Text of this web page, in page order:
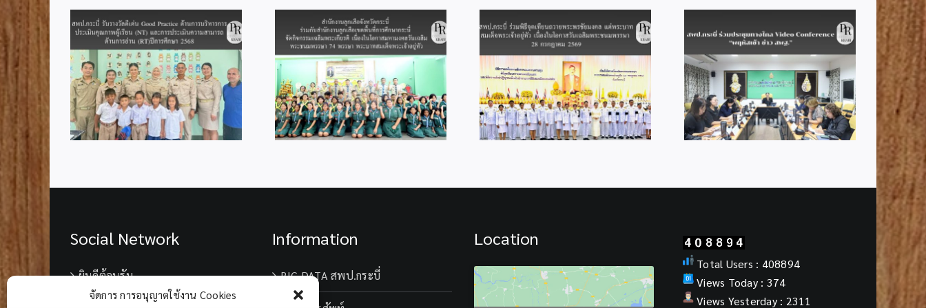
จัดการ การอนุญาตใช้งาน Cookies
ลดีเด่น
านการ
นคุณภาพ
รประเมิน
การอ่าน
2568
สำนักงานลูกเสือจังหวัดกระบี่
ร่วมกับสำนักงานลูกเสือเขต
พื้นที่การศึกษากระบี่ จัด
กิจกรรมเฉลิมพระเกียรติ
เนื่องในโอกาสมหามงคลวัน
เฉลิมพระชนมพรรษา 74
พรรษา พระบาทสมเด็จ
พระเจ้าอยู่หัว
สพป.กระบี่ ร่วมพิธีจุดเทียน
ถวายพระพรชัยมงคล แด่
พระบาทสมเด็จ
พระเจ้าอยู่หัว เนื่องในโอกาส
วันเฉลิมพระชนมพรรษา 28
กรกฎาคม 2569
สพป.กระบี่ ร่วมประชุมทาง
ไกล Video Conference
“พฤหัสเช้า ข่าว สพฐ.”
สพป.กระบี่ รับรางวัลดีเด่น
Good Practice ด้านการ
บริหารการประเมินคุณภาพ
ผู้เรียน (NT) และการประเมิน
ความสามารถด้านการอ่าน
(RT) ปีการศึกษา 2568
Social Network
ยินดีต้อนรับ
Information
BIG DATA สพป.กระบี่
Location
Total Users : 408894
Views Today : 374
Views Yesterday : 2311